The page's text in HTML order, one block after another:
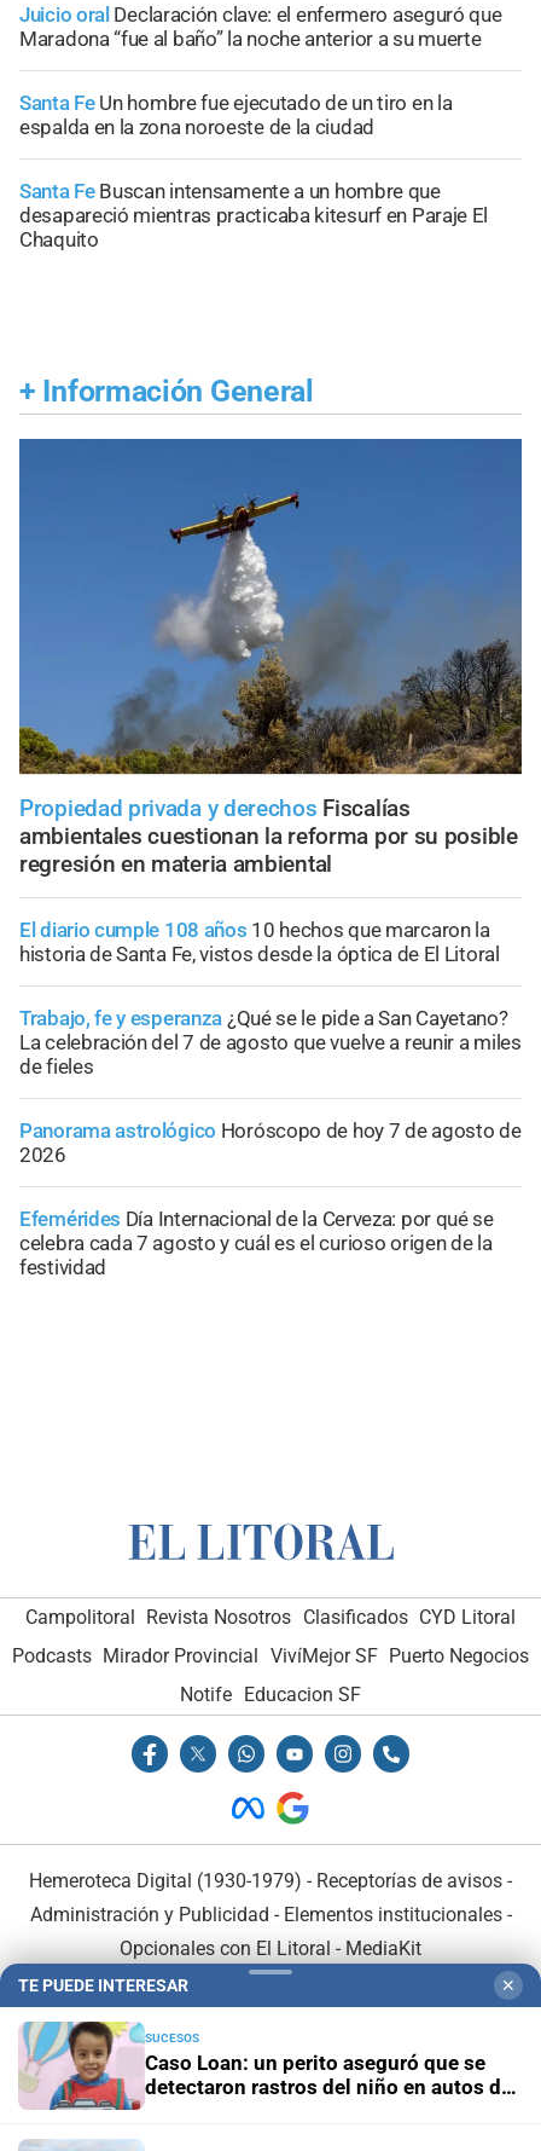
Juicio oral Declaración clave: el enfermero aseguró que
Maradona “fue al baño” la noche anterior a su muerte
Santa Fe Un hombre fue ejecutado de un tiro en la
espalda en la zona noroeste de la ciudad
Santa Fe Buscan intensamente a un hombre que
desapareció mientras practicaba kitesurf en Paraje El
Chaquito
+ Información General
Propiedad privada y derechos Fiscalías
ambientales cuestionan la reforma por su posible
regresión en materia ambiental
El diario cumple 108 años 10 hechos que marcaron la
historia de Santa Fe, vistos desde la óptica de El Litoral
Trabajo, fe y esperanza ¿Qué se le pide a San Cayetano?
La celebración del 7 de agosto que vuelve a reunir a miles
de fieles
Panorama astrológico Horóscopo de hoy 7 de agosto de
2026
Efemérides Día Internacional de la Cerveza: por qué se
celebra cada 7 agosto y cuál es el curioso origen de la
festividad
Campolitoral Revista Nosotros Clasificados CYD Litoral
Podcasts Mirador Provincial VivíMejor SF Puerto Negocios
Notife
Educacion SF
Hemeroteca Digital (1930-1979) - Receptorías de avisos -
Administración y Publicidad - Elementos institucionales-
Opcionales con El Litoral - MediaKit
TE PUEDE INTERESAR ✕
SUCESOS
Caso Loan: un perito aseguró que se
detectaron rastros del niño en autos de